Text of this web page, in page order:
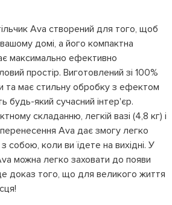
Ava створений для того, щоб
домі, а його компактна
максимально ефективно
простір. Виготовлений зі 100%
та має стильну обробку з ефектом
будь-який сучасний інтер'єр.
складанню, легкій вазі (4,8 кг) і
Ava дає змогу легко
собою, коли ви їдете на вихідні. У
можна легко заховати до появи
доказ того, що для великого життя